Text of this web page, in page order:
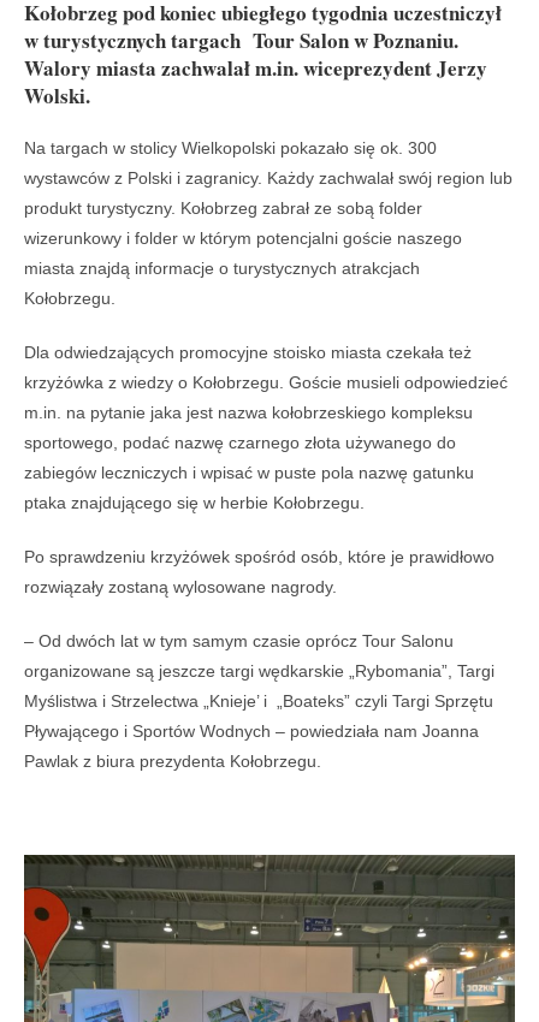
Kołobrzeg pod koniec ubiegłego tygodnia uczestniczył
w turystycznych targach Tour Salon w Poznaniu.
Walory miasta zachwalał m.in. wiceprezydent Jerzy
Wolski.
Na targach w stolicy Wielkopolski pokazało się ok. 300
wystawców z Polski i zagranicy. Każdy zachwalał swój region lub
produkt turystyczny. Kołobrzeg zabrał ze sobą folder
wizerunkowy i folder w którym potencjalni goście naszego
miasta znajdą informacje o turystycznych atrakcjach
Kołobrzegu.
Dla odwiedzających promocyjne stoisko miasta czekała też
krzyżówka z wiedzy o Kołobrzegu. Goście musieli odpowiedzieć
m.in. na pytanie jaka jest nazwa kołobrzeskiego kompleksu
sportowego, podać nazwę czarnego złota używanego do
zabiegów leczniczych i wpisać w puste pola nazwę gatunku
ptaka znajdującego się w herbie Kołobrzegu.
Po sprawdzeniu krzyżówek spośród osób, które je prawidłowo
rozwiązały zostaną wylosowane nagrody.
– Od dwóch lat w tym samym czasie oprócz Tour Salonu
organizowane są jeszcze targi wędkarskie „Rybomania”, Targi
Myślistwa i Strzelectwa „Knieje’ i „Boateks” czyli Targi Sprzętu
Pływającego i Sportów Wodnych – powiedziała nam Joanna
Pawlak z biura prezydenta Kołobrzegu.